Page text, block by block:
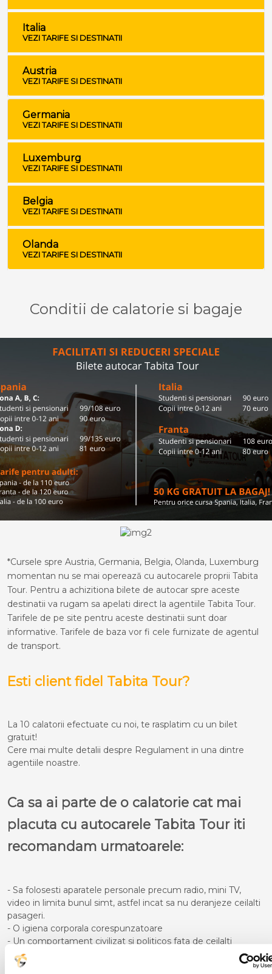
Italia
VEZI TARIFE SI DESTINATII
Austria
VEZI TARIFE SI DESTINATII
Germania
VEZI TARIFE SI DESTINATII
Luxemburg
VEZI TARIFE SI DESTINATII
Belgia
VEZI TARIFE SI DESTINATII
Olanda
VEZI TARIFE SI DESTINATII
Conditii de calatorie si bagaje
*Cursele spre Austria, Germania, Belgia, Olanda, Luxemburg
momentan nu se mai operează cu autocarele proprii Tabita
Tour. Pentru a achizitiona bilete de autocar spre aceste
destinatii va rugam sa apelati direct la agentiile Tabita Tour.
Tarifele de pe site pentru aceste destinatii sunt doar
informative. Tarifele de baza vor fi cele furnizate de agentul
de transport.
Esti client fidel Tabita Tour?
La 10 calatorii efectuate cu noi, te rasplatim cu un bilet
gratuit!
Cere mai multe detalii despre Regulament in una dintre
agentiile noastre.
Ca sa ai parte de o calatorie cat mai
placuta cu autocarele Tabita Tour iti
recomandam urmatoarele:
- Sa folosesti aparatele personale precum radio, mini TV,
video in limita bunul simt, astfel incat sa nu deranjeze ceilalti
pasageri.
- O igiena corporala corespunzatoare
- Un comportament civilizat si politicos fata de ceilalti
participanti la calatorie
- Pe timpul cursei sa nu te deplasezi in picioare in interiorul